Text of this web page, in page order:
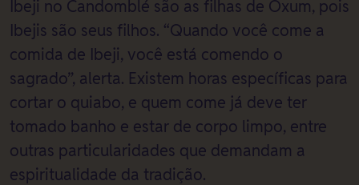
Ibeji no Candomblé são as filhas de Oxum, pois
Ibejis são seus filhos. “Quando você come a
comida de Ibeji, você está comendo o
sagrado”, alerta. Existem horas específicas para
cortar o quiabo, e quem come já deve ter
tomado banho e estar de corpo limpo, entre
outras particularidades que demandam a
espiritualidade da tradição.